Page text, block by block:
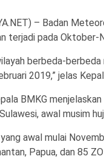
– Badan
terjadi pada Oktober-
berbeda-
2019,” jelas
BMKG
awal musim
awal mulai
Papua, dan 85